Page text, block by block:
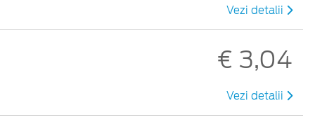
Vezi detalii
€ 3,04
Vezi detalii